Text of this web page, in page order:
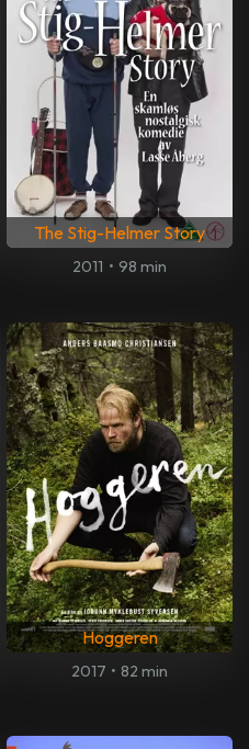
The Stig-Helmer Story
2011 • 98 min
Hoggeren
2017 • 82 min